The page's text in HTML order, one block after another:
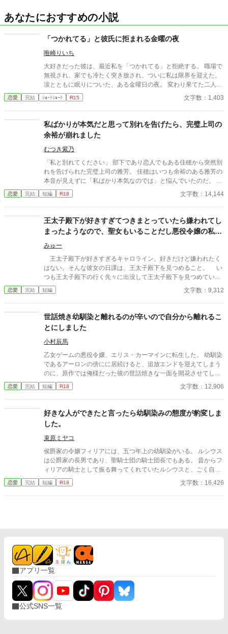
あなたにおすすめの小説
「つかれてる」と彼氏に拒まれる金曜の夜
唯崎りいち
大好きだった彼は、最近私を「つかれてる」と拒絶する。 職場で
無視され、家でも冷たく突き放され、ついに私は限界を迎えた。
涙とともに眠りについた、ある金曜日の夜。 変わり果てた二人の
関係は、予想もしない結末を迎える。
恋愛 完結 ｼｮｰﾄｼｮｰﾄ R15 文字数：1,403
私ばかりが本気だと思って別れを告げたら、完璧上司の
余裕が崩れました
むつき紫乃
「私と別れてください」 部下であり恋人でもある佳穂から突然別
れを告げられた完璧上司の雅芳。 佳穂はいつも余裕のある雅芳の
本音が見えずに「私ばかり本気なのでは」と悩んでいたのだ。 け
れど彼が隠していた本音は、抑えきれないほど重いもので――。
余裕たっぷりの完璧上司（今まで女性に振られたことなし）が、
なって、うろたえながら引き止める話。 ＊他サイトにも掲載して
います
恋愛 完結 短編 R18 文字数：14,144
王太子殿下が好きすぎてつきまとっていたら嫌われてし
まったようなので、聖女もいることだし悪役令嬢の私は
退散することにしました。
みゅー
王太子殿下が好きすぎるキャロライン。好きだけど嫌われたく
はない。そんな彼女の日課は、王太子殿下を見つめること。 い
つも王太子殿下の行く先々に出没して王太子殿下を見つめていた
が、ついにそんな生活が終わるときが来る。 聖女が現れたの
だ。そして、さらにショックなことに、自分が乙女ゲームの世界
殿下に嫌われたくはないキャロラインは、王太子殿下の前から姿
を消すことにした。そんなお話です。 ちょっと切ないお話で
す。
恋愛 完結 短編 文字数：9,312
世話焼き幼馴染と離れるのが辛いので自分から離れるこ
とにしました
小村辰馬
乙女ゲームの悪役令嬢、エリス・カーマインに転生した。 幼馴染
であるアーロンの傍にに居続けると、追放エンドを迎えてしまう
のに、原作では俺様だった彼の世話焼きな一面を開花させてしま
い、居心地の良い彼のそばを離れるのが辛くなってしまう。 なら
ば彼の代わりに男友達を作ろうと画策するがーー
恋愛 完結 短編 R18 文字数：12,906
好きな人ができたと言ったら幼馴染みの態度が豹変しま
した。
束原ミヤコ
侯爵家の令嬢フィリアには、五つ年上の幼馴染がいる。 ルシウス
は公爵家の長男であり、聖騎士団の騎士団長でもある。 昔からフ
ィリアの騎士として振る舞ってくれていたルシウスと、ごく自然
に婚約者になっていた。 しかし、ある日の夜会で、「ルシウス様
はわがままな妹と結婚をしなければならず、可哀想」という噂話
恋愛 完結 短編 R18 文字数：16,426
アプリ一覧
公式SNS一覧